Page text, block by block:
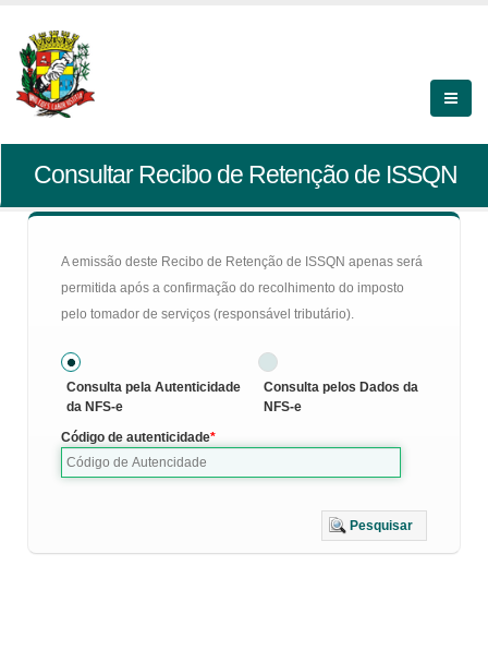
Consultar Recibo de Retenção de ISSQN
A emissão deste Recibo de Retenção de ISSQN apenas será
permitida após a confirmação do recolhimento do imposto
pelo tomador de serviços (responsável tributário).
Consulta pela Autenticidade
da NFS-e
Consulta pelos Dados da
NFS-e
Código de autenticidade
Pesquisar